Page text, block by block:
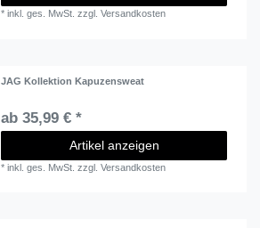
*inkl. ges. MwSt. zzgl.Versandkosten
JAG Kollektion Kapuzensweat
ab 35,99 € *
Artikel anzeigen
*inkl. ges. MwSt. zzgl.Versandkosten